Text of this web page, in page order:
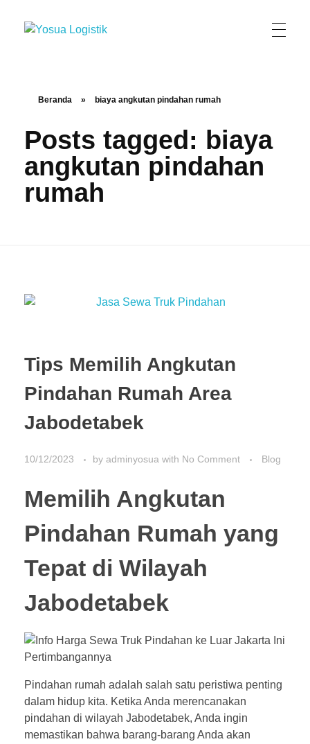
Beranda » biaya angkutan pindahan rumah
Posts tagged: biaya
angkutan pindahan
rumah
Tips Memilih Angkutan
Pindahan Rumah Area
Jabodetabek
10/12/2023 by adminyosua with No Comment Blog
Memilih Angkutan
Pindahan Rumah yang
Tepat di Wilayah
Jabodetabek
Pindahan rumah adalah salah satu peristiwa penting
dalam hidup kita. Ketika Anda merencanakan
pindahan di wilayah Jabodetabek, Anda ingin
memastikan bahwa barang-barang Anda akan